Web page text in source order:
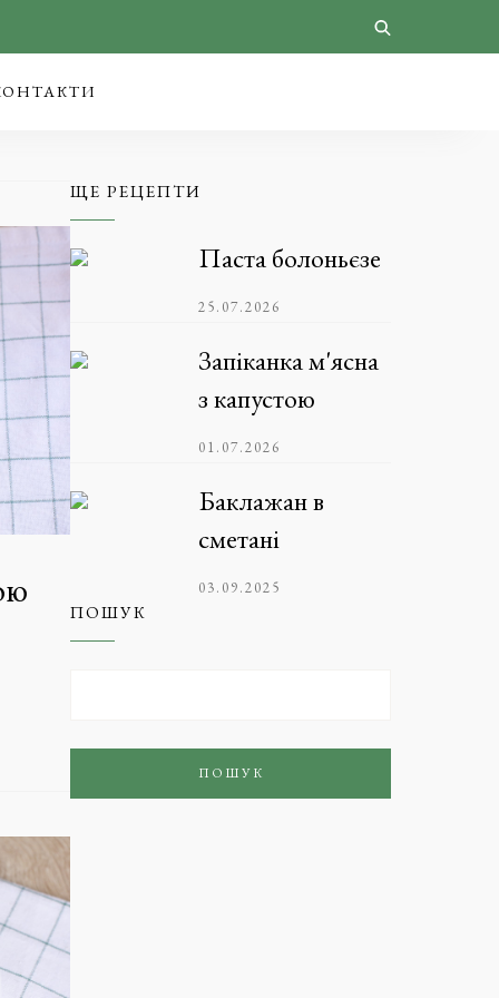
ЩЕ РЕЦЕПТИ
Паста болоньєзе
25.07.2026
Запіканка м'ясна
з капустою
01.07.2026
Баклажан в
сметані
03.09.2025
ПОШУК
ПОШУК